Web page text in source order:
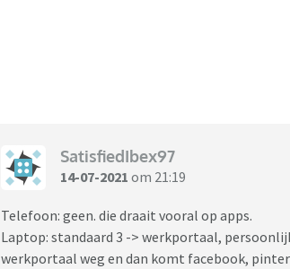
SatisfiedIbex97
14-07-2021 om 21:19
Telefoon: geen. die draait vooral op apps.
Laptop: standaard 3 -> werkportaal,
werkportaal weg en dan komt facebook,